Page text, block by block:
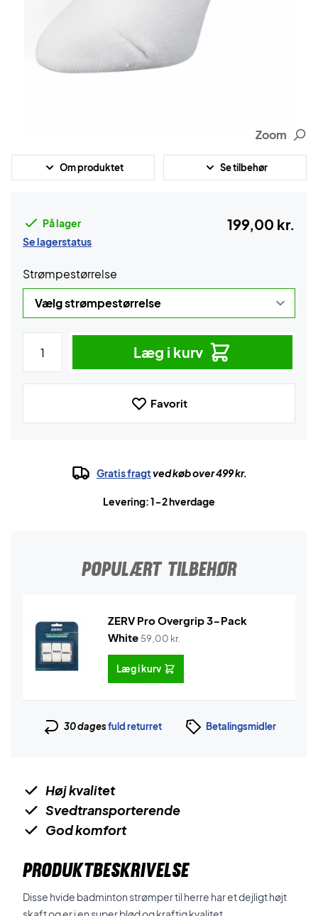
Zoom
Om produktet Se tilbehør
På lager
Se lagerstatus
199,00 kr.
Strømpestørrelse
Læg i kurv
Favorit
Gratis fragtved køb over 499 kr.
Levering: 1-2 hverdage
POPULÆRT TILBEHØR
ZERV Pro Overgrip 3-Pack
White 59,00 kr.
Læg i kurv
30 dagesfuld returret Betalingsmidler
Høj kvalitet
Svedtransporterende
God komfort
PRODUKTBESKRIVELSE
Disse hvide badminton strømper til herre har et dejligt højt